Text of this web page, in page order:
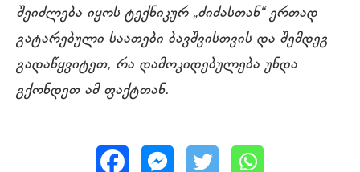
შეიძლება იყოს ტექნიკურ „ძიძასთან“ ერთად
გატარებული საათები ბავშვისთვის და შემდეგ
გადაწყვიტეთ, რა დამოკიდებულება უნდა
გქონდეთ ამ ფაქტთან.